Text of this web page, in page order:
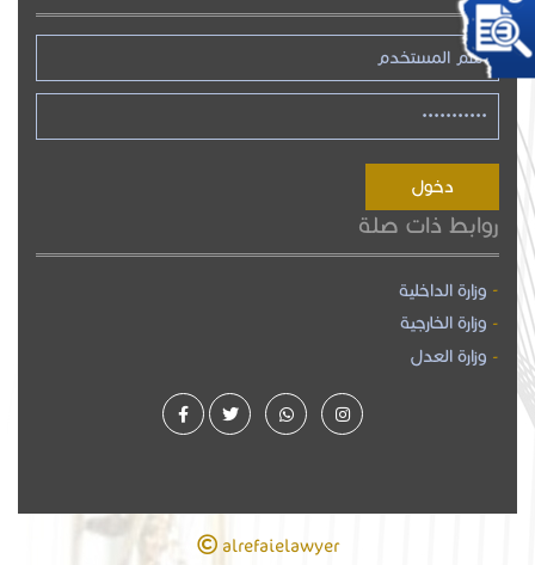
روابط ذات صلة
وزارة الداخلية
وزارة الخارجية
وزارة العدل
alrefaielawyer